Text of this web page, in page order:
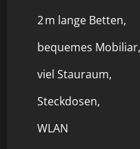
2 m lange Betten,
bequemes Mobiliar,
viel Stauraum,
Steckdosen,
WLAN